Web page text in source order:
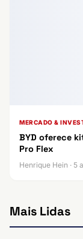
MERCADO &
BYD oferece
Pro Flex
Henrique Hein · 5
Mais Lidas